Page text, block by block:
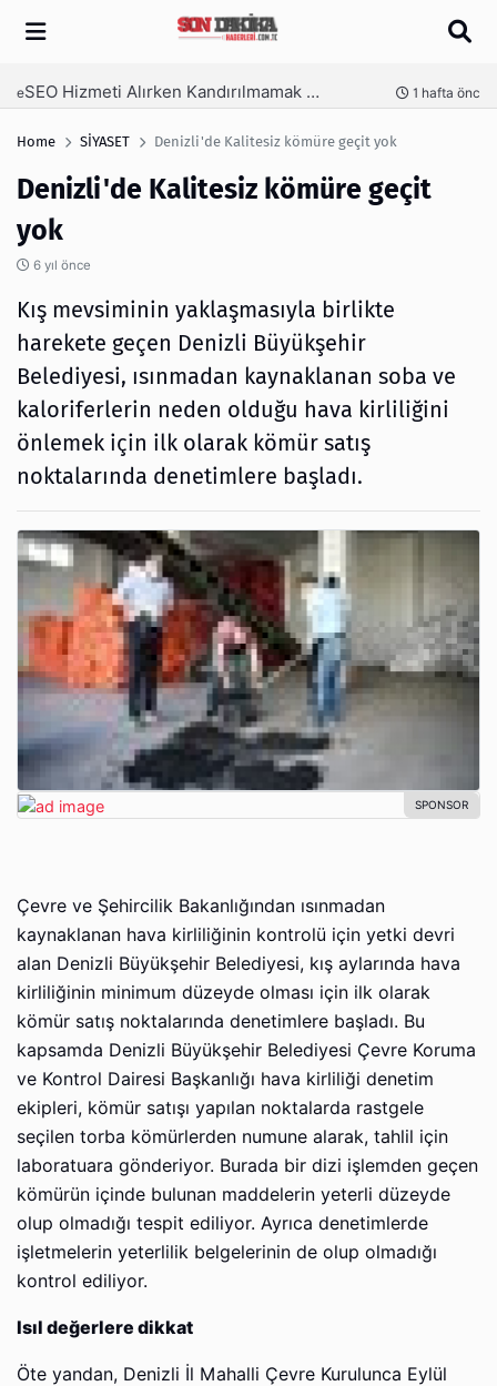
Arama
SEO Hizmeti Alırken Kandırılmamak İçin Bilinmesi Gerekenler 1 hafta önce
Home SİYASET Denizli'de Kalitesiz kömüre geçit yok
Denizli'de Kalitesiz kömüre geçit
yok
6 yıl önce
Kış mevsiminin yaklaşmasıyla birlikte
harekete geçen Denizli Büyükşehir
Belediyesi, ısınmadan kaynaklanan soba ve
kaloriferlerin neden olduğu hava kirliliğini
önlemek için ilk olarak kömür satış
noktalarında denetimlere başladı.
Çevre ve Şehircilik Bakanlığından ısınmadan
kaynaklanan hava kirliliğinin kontrolü için yetki devri
alan Denizli Büyükşehir Belediyesi, kış aylarında hava
kirliliğinin minimum düzeyde olması için ilk olarak
kömür satış noktalarında denetimlere başladı. Bu
kapsamda Denizli Büyükşehir Belediyesi Çevre Koruma
ve Kontrol Dairesi Başkanlığı hava kirliliği denetim
ekipleri, kömür satışı yapılan noktalarda rastgele
seçilen torba kömürlerden numune alarak, tahlil için
laboratuara gönderiyor. Burada bir dizi işlemden geçen
kömürün içinde bulunan maddelerin yeterli düzeyde
olup olmadığı tespit ediliyor. Ayrıca denetimlerde
işletmelerin yeterlilik belgelerinin de olup olmadığı
kontrol ediliyor.
Isıl değerlere dikkat
Öte yandan, Denizli İl Mahalli Çevre Kurulunca Eylül